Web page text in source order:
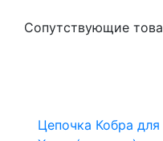
Сопутствующие
Цепочка Кобра